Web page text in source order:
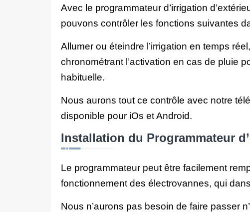
Avec le programmateur d’irrigation
pouvons contrôler les fonctions suivantes
A llumer ou éteindre l’irrigation en temps
chronométrant l’activation en cas de pluie
habituelle.
Nous aurons tout ce contrôle avec notre
disponible pour iOs et Android.
Installation du Programmateur
Le programmateur peut être facilement
fonctionnement des électrovannes, qui
Nous n’aurons pas besoin de faire passer